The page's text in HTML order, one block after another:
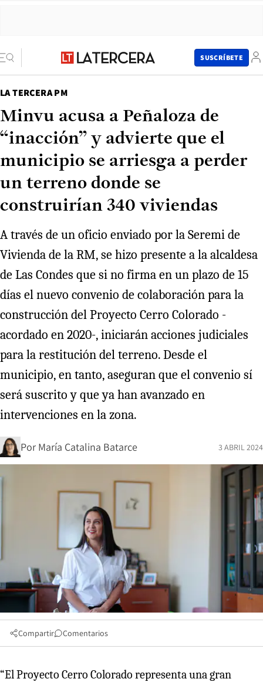
SUSCRÍBETE
LA TERCERA PM
Minvu acusa a Peñaloza de
“inacción” y advierte que el
municipio se arriesga a perder
un terreno donde se
construirían 340 viviendas
A través de un oficio enviado por la Seremi de
Vivienda de la RM, se hizo presente a la alcaldesa
de Las Condes que si no firma en un plazo de 15
días el nuevo convenio de colaboración para la
construcción del Proyecto Cerro Colorado -
acordado en 2020-, iniciarán acciones judiciales
para la restitución del terreno. Desde el
municipio, en tanto, aseguran que el convenio sí
será suscrito y que ya han avanzado en
intervenciones en la zona.
Por María Catalina Batarce 3 ABRIL 2024
Compartir Comentarios
“El Proyecto Cerro Colorado representa una gran